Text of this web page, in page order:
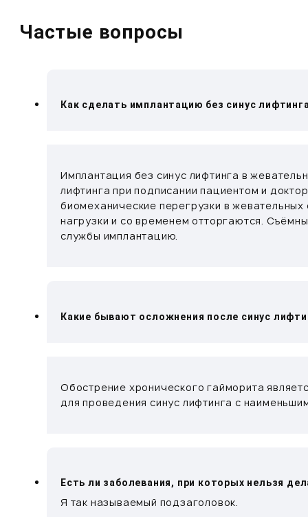
Частые вопросы
Как сделать имплантацию без синус
Имплантация без синус лифтинга в
лифтинга при подписании пациентом и
биомеханические перегрузки в
нагрузки и со временем отторгаются.
службы имплантацию.
Какие бывают осложнения после синус
Обострение хронического гайморита
для проведения синус лифтинга с
Есть ли заболевания, при которых нельзя
Я так называемый подзаголовок.